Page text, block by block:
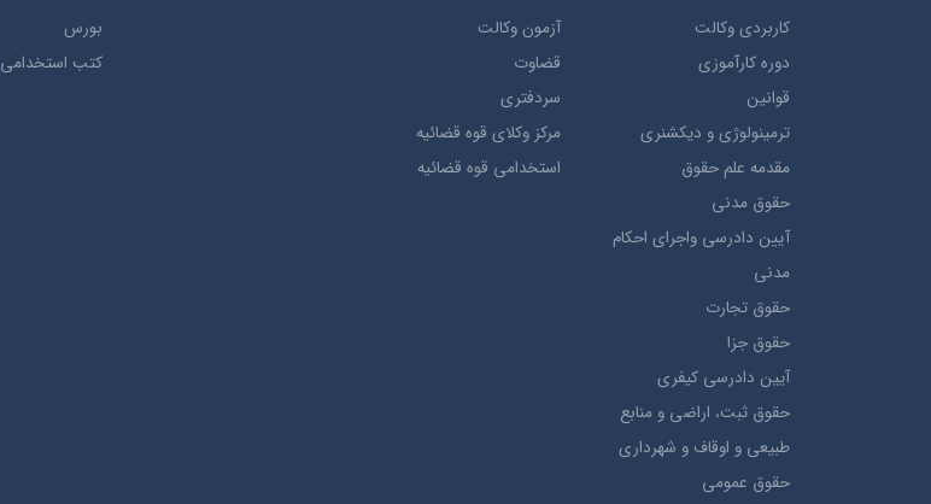
کاربردی وکالت
دوره کارآموزی
قوانین
ترمينولوژي و ديکشنري
مقدمه علم حقوق
حقوق مدني
آيين دادرسي ​واجراي ​احکام ​
مدني
حقوق تجارت
حقوق جزا
آيین دادرسی کیفری
حقوق ثبت، اراضي و منابع
طبيعي و اوقاف و شهرداری
حقوق عمومی
آزمون وکالت
قضاوت
سردفتری
مرکز وکلای قوه قضائیه
استخدامی قوه قضائیه
بورس
کتب استخدامی